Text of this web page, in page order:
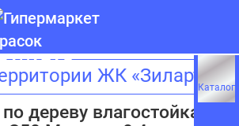
Каталог
ЖК
дереву влагостойкая